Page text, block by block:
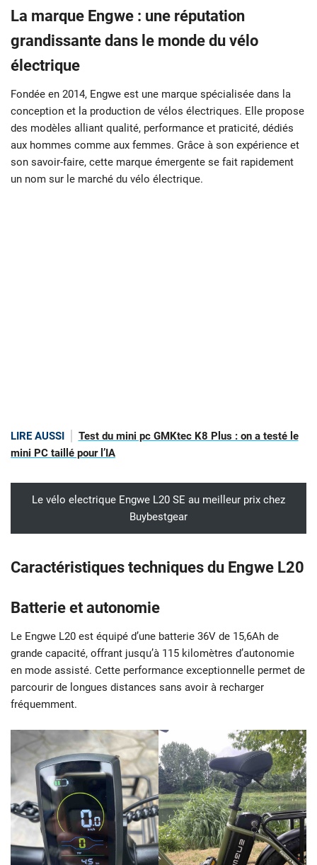
La marque Engwe : une réputation
grandissante dans le monde du vélo
électrique
Fondée en 2014, Engwe est une marque spécialisée dans la
conception et la production de vélos électriques. Elle propose
des modèles alliant qualité, performance et praticité, dédiés
aux hommes comme aux femmes. Grâce à son expérience et
son savoir-faire, cette marque émergente se fait rapidement
un nom sur le marché du vélo électrique.
LIRE AUSSI
Test du mini pc GMKtec K8 Plus : on a testé le
mini PC taillé pour l’IA
Le vélo electrique Engwe L20 SE au meilleur prix chez
Buybestgear
Caractéristiques techniques du Engwe L20
Batterie et autonomie
Le Engwe L20 est équipé d’une batterie 36V de 15,6Ah de
grande capacité, offrant jusqu’à 115 kilomètres d’autonomie
en mode assisté. Cette performance exceptionnelle permet de
parcourir de longues distances sans avoir à recharger
fréquemment.